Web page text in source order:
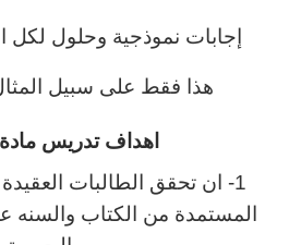
إجابات نموذجية وحلول لكل
هذا فقط على سبيل
اهداف تدريس مادة
1- ان تحقق الطالبات
المستمدة من الكتاب